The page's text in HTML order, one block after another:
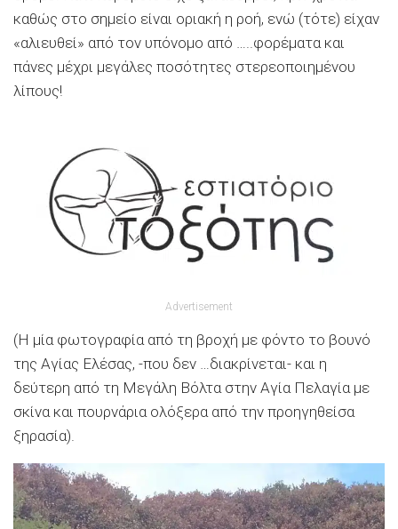
καθώς στο σημείο είναι οριακή η ροή, ενώ (τότε) είχαν
«αλιευθεί» από τον υπόνομο από …..φορέματα και
πάνες μέχρι μεγάλες ποσότητες στερεοποιημένου
λίπους!
Advertisement
(Η μία φωτογραφία από τη βροχή με φόντο το βουνό
της Αγίας Ελέσας, -που δεν …διακρίνεται- και η
δεύτερη από τη Μεγάλη Βόλτα στην Αγία Πελαγία με
σκίνα και πουρνάρια ολόξερα από την προηγηθείσα
ξηρασία).